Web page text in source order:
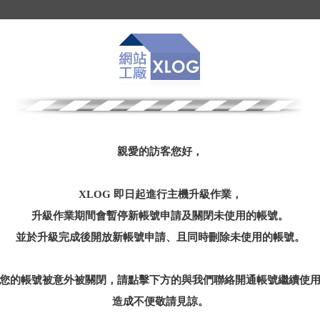
親愛的訪客您好，
XLOG 即日起進行主機升級作業，
升級作業期間會暫停新帳號申請及關閉未使用的帳號。
並於升級完成後開放新帳號申請、且同時刪除未使用的帳號。
的帳號被意外被關閉，請點擊下方的與我們聯絡開通帳號繼續使
造成不便敬請見諒。